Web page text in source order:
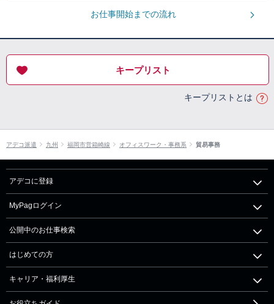
お仕事開始までの流れ
キープリスト
キープリストとは
アデコ派遣 九州 福岡市営箱崎線 オフィスワーク・事務系 貿易事務
アデコに登録
MyPagログイン
公開中のお仕事検索
はじめての方
キャリア・福利厚生